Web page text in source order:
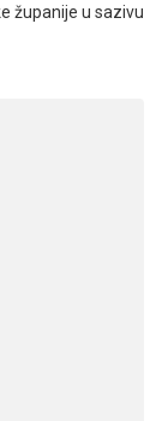
županije u sazivu